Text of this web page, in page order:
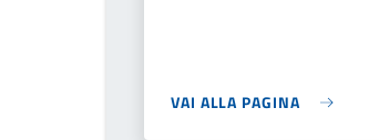
VAI ALLA PAGINA